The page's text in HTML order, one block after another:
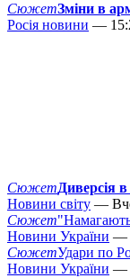
СюжетЗміни в
Росія новини —
СюжетДиверсія
Новини світу —
Сюжет
Новини України —
СюжетУдари по
Новини України —